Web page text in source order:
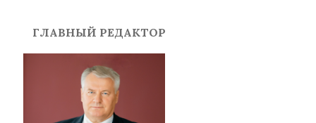
ГЛАВНЫЙ РЕДАКТОР